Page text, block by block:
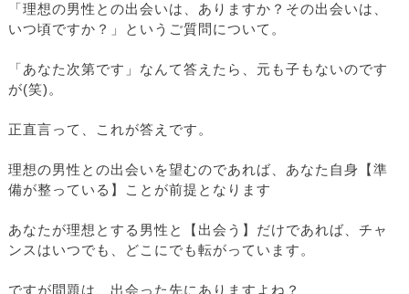
「理想の男性との出会いは、ありますか？その出会いは、
いつ頃ですか？」というご質問について。
「あなた次第です」なんて答えたら、元も子もないのです
が(笑)。
正直言って、これが答えです。
理想の男性との出会いを望むのであれば、あなた自身【準
備が整っている】ことが前提となります
あなたが理想とする男性と【出会う】だけであれば、チャ
ンスはいつでも、どこにでも転がっています。
ですが問題は、出会った先にありますよね？